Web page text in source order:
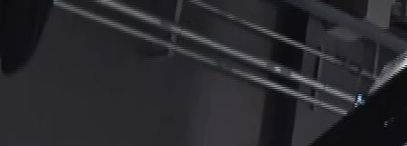
外貨建保険の円換算レートについて
お客さま宛通知「大樹生命からのお知ら
団体年金制度関連
健康について知る
お客さま本位の業務運営